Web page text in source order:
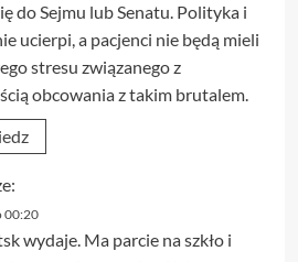
do Sejmu lub Senatu. Polityka i
ucierpi, a pacjenci nie będą mieli
stresu związanego z
obcowania z takim brutalem.
00:20
wydaje. Ma parcie na szkło i